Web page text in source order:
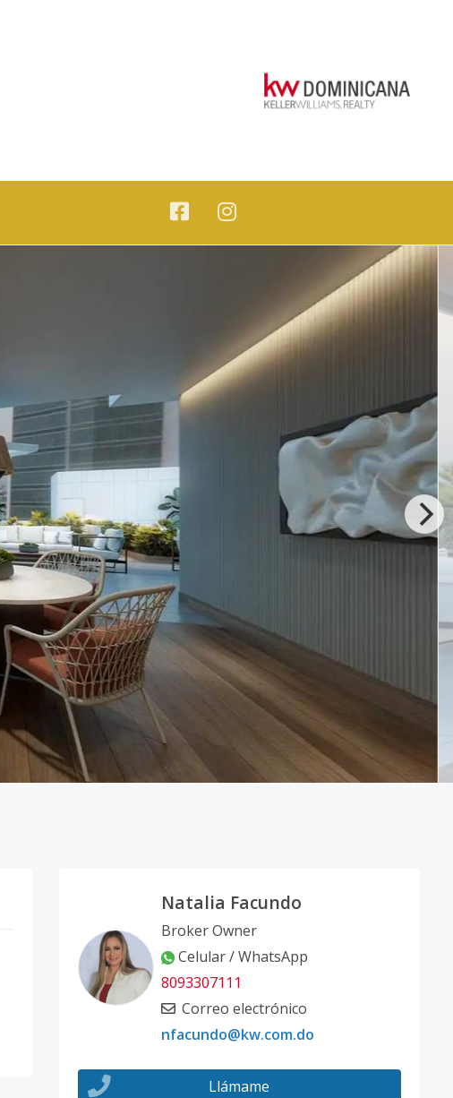
Natalia Facundo
Broker Owner
Celular / WhatsApp
8093307111
Correo electrónico
nfacundo@kw.com.do
Llámame